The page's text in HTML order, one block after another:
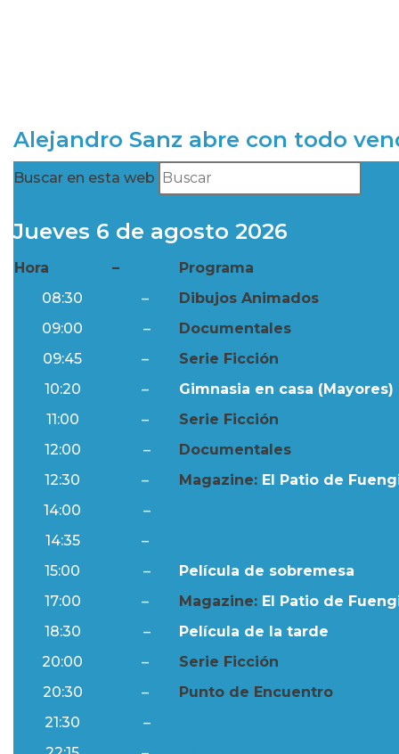
Alejandro Sanz abre con todo
Buscar en esta web
Jueves 6 de agosto 2026
Hora –
Programa
08:30
–
Dibujos Animados
09:00
–
Documentales
09:45
–
Serie Ficción
10:20
–
Gimnasia en casa (Mayores)
11:00
–
Serie Ficción
12:00
–
Documentales
12:30
– Magazine: El Patio de
14:00
–
14:35
–
15:00
–
Película de sobremesa
17:00
– Magazine: El Patio de
18:30
–
Película de la tarde
20:00
–
Serie Ficción
20:30
–
Punto de Encuentro
21:30
–